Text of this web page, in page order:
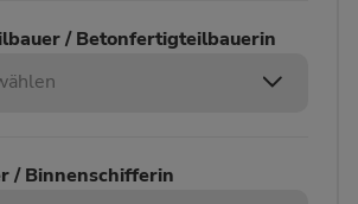
/ Betonfertigteilbauerin
/ Binnenschifferin